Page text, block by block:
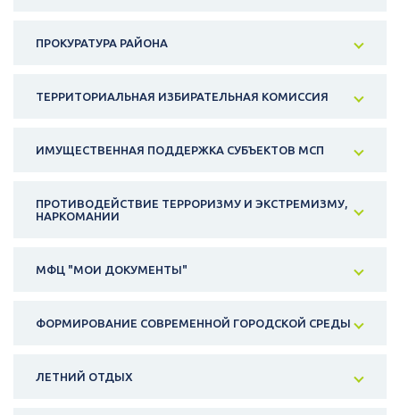
ПРОКУРАТУРА РАЙОНА
ТЕРРИТОРИАЛЬНАЯ ИЗБИРАТЕЛЬНАЯ КОМИССИЯ
ИМУЩЕСТВЕННАЯ ПОДДЕРЖКА СУБЪЕКТОВ МСП
ПРОТИВОДЕЙСТВИЕ ТЕРРОРИЗМУ И ЭКСТРЕМИЗМУ,
НАРКОМАНИИ
МФЦ "МОИ ДОКУМЕНТЫ"
ФОРМИРОВАНИЕ СОВРЕМЕННОЙ ГОРОДСКОЙ СРЕДЫ
ЛЕТНИЙ ОТДЫХ